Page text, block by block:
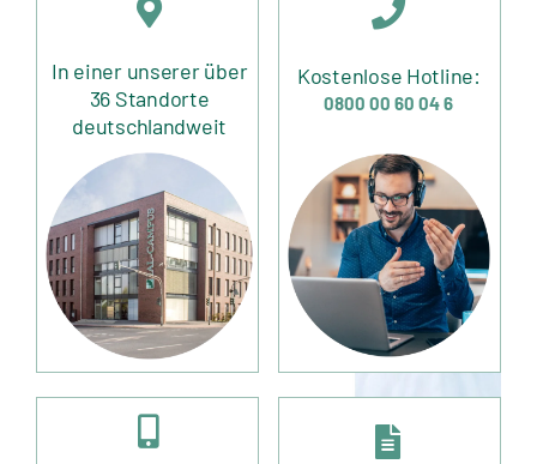
In einer unserer über
36 Standorte
deutschlandweit
Kostenlose Hotline:
0800 00 60 04 6